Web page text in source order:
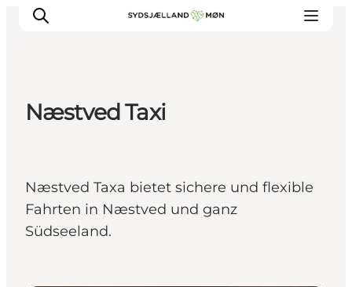
Events
Essen
Unterkunft
Næstved Taxi
Næstved Taxa bietet sichere und flexible
Fahrten in Næstved und ganz
Südseeland.